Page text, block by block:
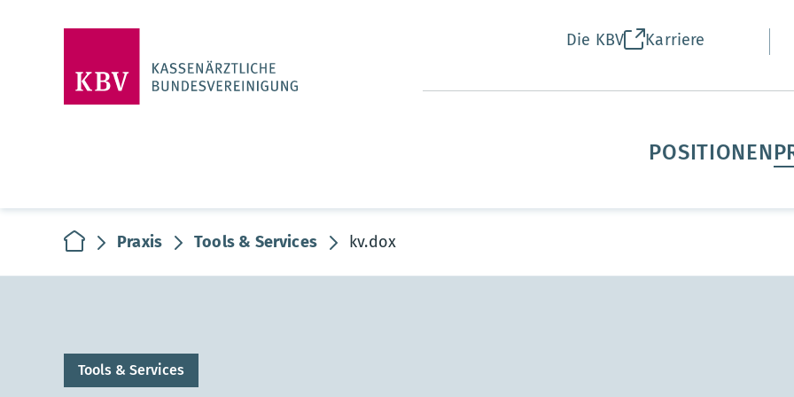
Die KBV Karriere
POSITIONEN
zur Startseite
Praxis Tools & Services kv.dox
Tools & Services